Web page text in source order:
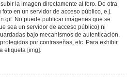
la imagen directamente al foro. De otra
en un servidor de acceso público, e.j.
No puede publicar imágenes que se
sea un servidor de acceso público) ni
bajo mecanismos de autenticación,
por contraseñas, etc. Para exhibir
etiqueta [img].